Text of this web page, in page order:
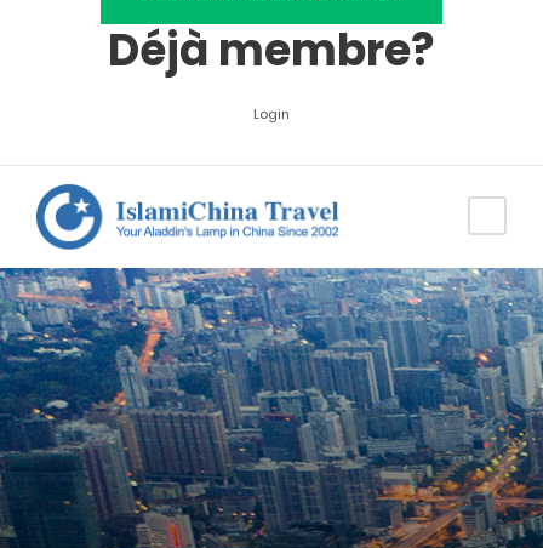
Déjà membre?
Login